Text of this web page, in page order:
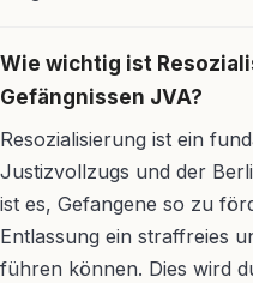
Wie wichtig ist
Gefängnissen JVA?
Resozialisierung ist ein
Justizvollzugs und der
ist es, Gefangene so zu
Entlassung ein straffreies
führen können. Dies wird